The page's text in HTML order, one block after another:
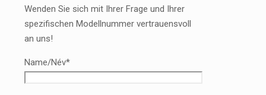
Wenden Sie sich mit Ihrer Frage und Ihrer
spezifischen Modellnummer vertrauensvoll
an uns!
Name/Név*